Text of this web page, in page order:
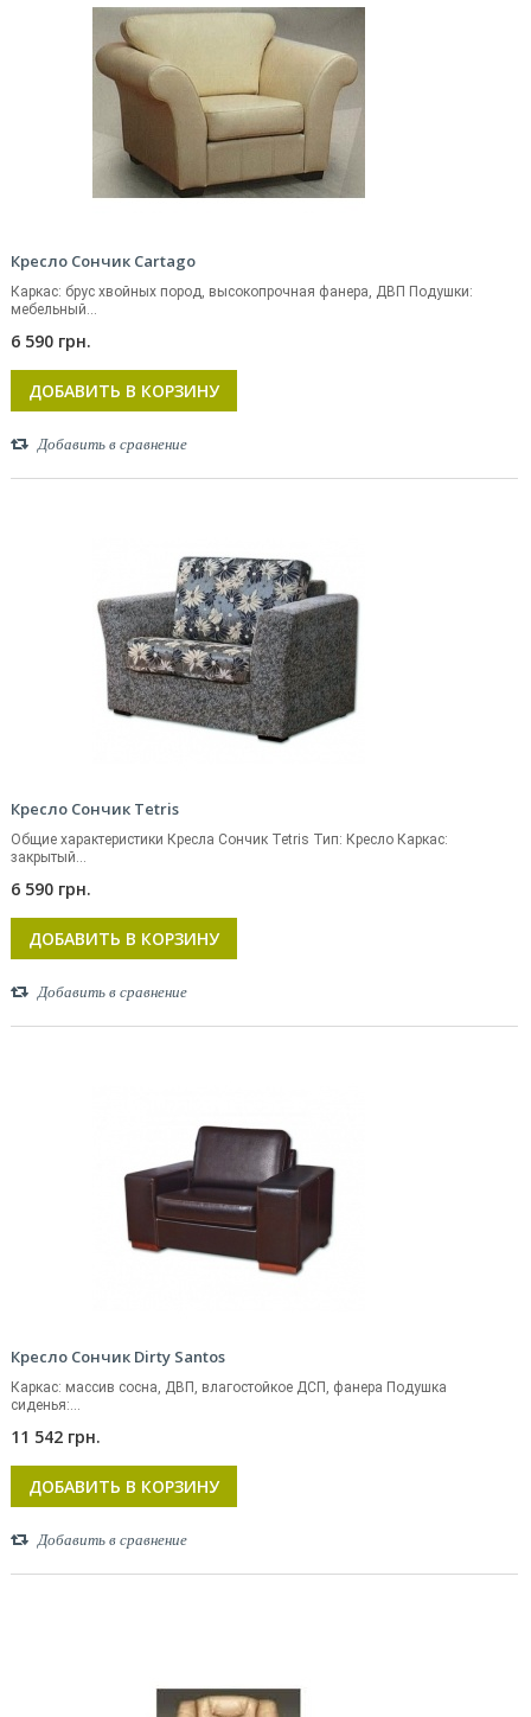
Кресло Сончик Cartago
Каркас: брус хвойных пород, высокопрочная фанера, ДВП Подушки:
мебельный...
6 590 грн.
ДОБАВИТЬ В КОРЗИНУ
Добавить в сравнение
Кресло Сончик Tetris
Общие характеристики Кресла Сончик Tetris Тип: Кресло Каркас:
закрытый...
6 590 грн.
ДОБАВИТЬ В КОРЗИНУ
Добавить в сравнение
Кресло Сончик Dirty Santos
Каркас: массив сосна, ДВП, влагостойкое ДСП, фанера Подушка
сиденья:...
11 542 грн.
ДОБАВИТЬ В КОРЗИНУ
Добавить в сравнение